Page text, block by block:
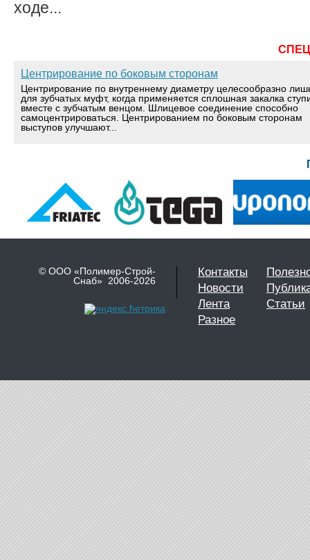
ходе...
Центрирование по боковым сторонам
Центрирование по внутреннему диаметру целесообразно
для зубчатых муфт, когда применяется сплошная закалка
вместе с зубчатым венцом. Шлицевое соединение способно
самоцентрироваться. Центрированием по боковым сторонам
выступов улучшают...
© ООО «Полимер-Строй-
Снаб» 2006-2026
Контакты
Новости
Лента
Статьи
Разное